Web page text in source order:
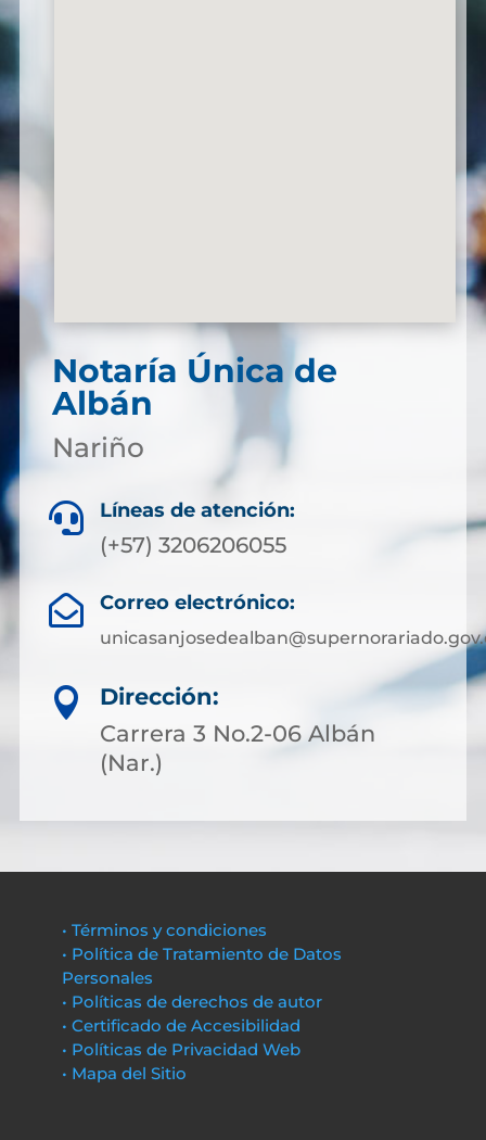
Notaría Única de
Albán
Nariño
 Líneas de atención:
(+57) 3206206055
 Correo electrónico:

Dirección:
Carrera 3 No.2-06 Albán
(Nar.)
• Términos y condiciones
• Política de Tratamiento de Datos
Personales
• Políticas de derechos de autor
• Certificado de Accesibilidad
• Políticas de Privacidad Web
• Mapa del Sitio